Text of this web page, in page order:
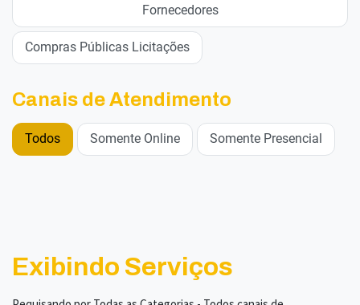
Fornecedores
Compras Públicas Licitações
Canais de Atendimento
Todos Somente Online Somente Presencial
Exibindo Serviços